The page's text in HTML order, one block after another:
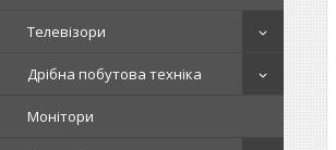
Телевізори
Дрібна побутова техніка
Монітори